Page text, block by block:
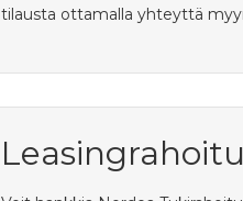
tilausta ottamalla yhteyttä